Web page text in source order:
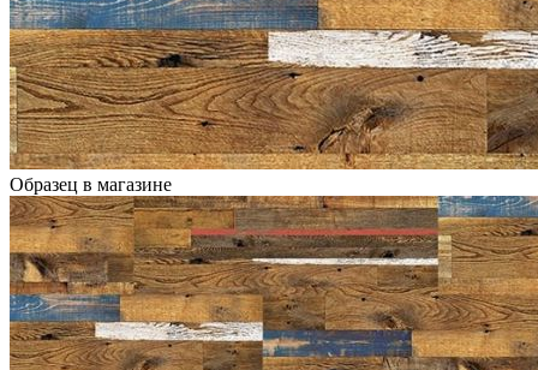
Образец в магазине